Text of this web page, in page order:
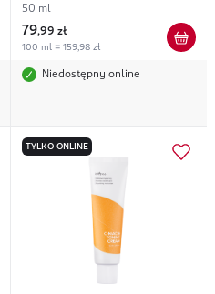
50 ml
79,99 zł
100 ml = 159,98 zł
Niedostępny online
TYLKO ONLINE